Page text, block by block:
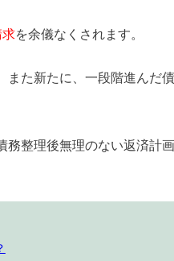
求を余儀なくされます。
た新たに、一段階進んだ
整理後無理のない返済計